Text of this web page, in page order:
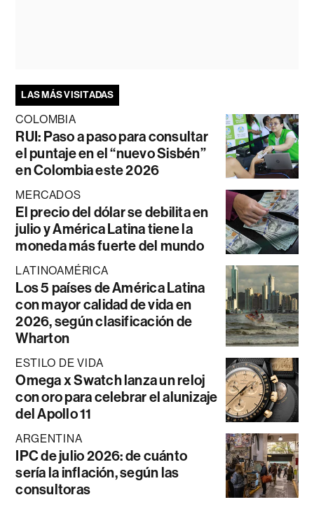
LAS MÁS VISITADAS
COLOMBIA
RUI: Paso a paso para consultar
el puntaje en el “nuevo Sisbén”
en Colombia este 2026
MERCADOS
El precio del dólar se debilita en
julio y América Latina tiene la
moneda más fuerte del mundo
LATINOAMÉRICA
Los 5 países de América Latina
con mayor calidad de vida en
2026, según clasificación de
Wharton
ESTILO DE VIDA
Omega x Swatch lanza un reloj
con oro para celebrar el alunizaje
del Apollo 11
ARGENTINA
IPC de julio 2026: de cuánto
sería la inflación, según las
consultoras